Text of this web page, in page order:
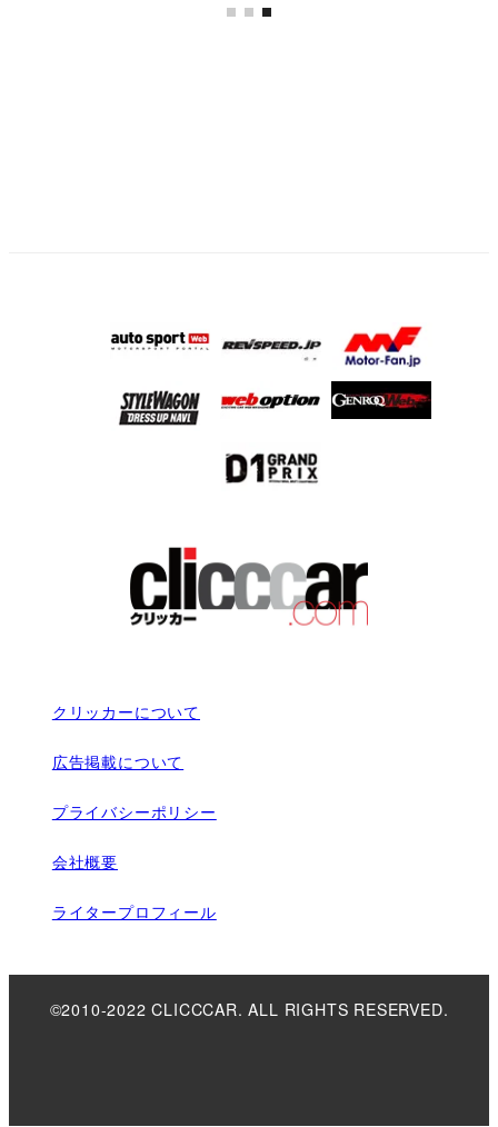
クリッカーについて
広告掲載について
プライバシーポリシー
会社概要
ライタープロフィール
©2010-2022 CLICCCAR. ALL RIGHTS RESERVED.